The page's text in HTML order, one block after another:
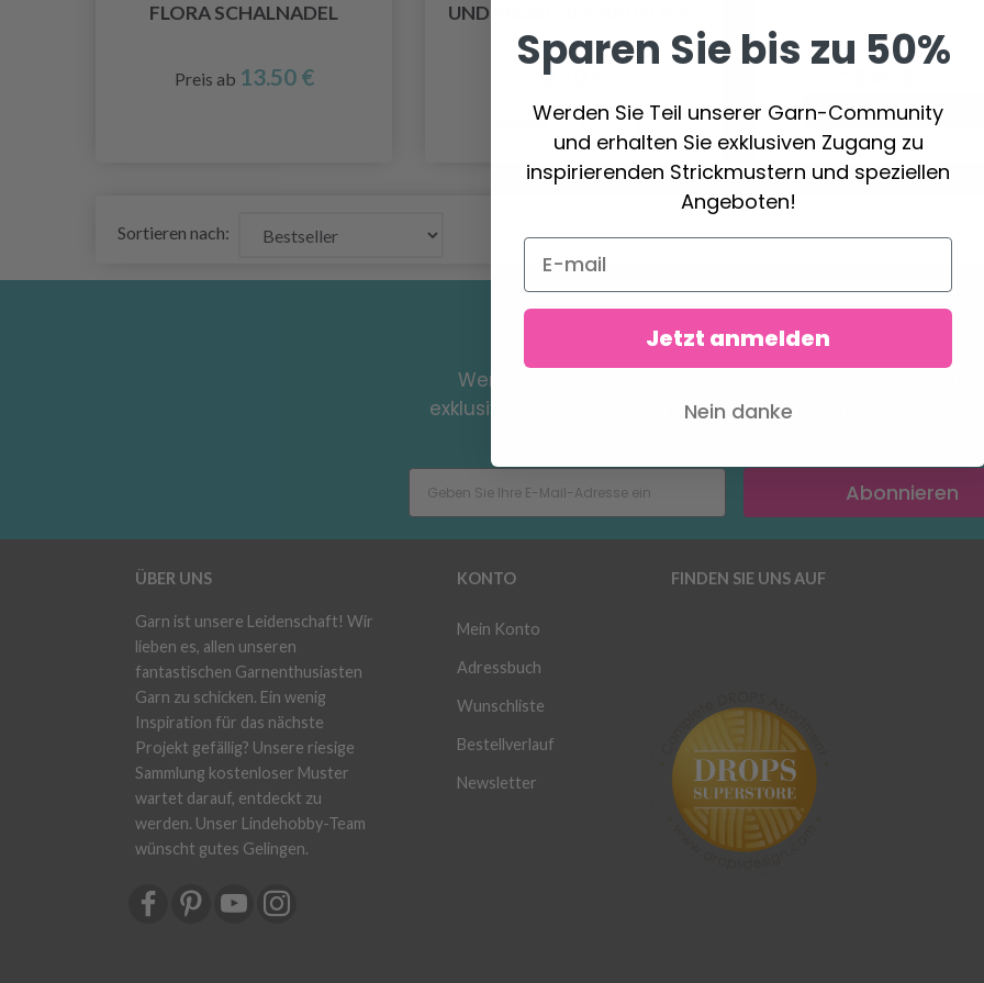
FLORA SCHALNADEL
Preis ab 13.50 €
UND BROSCHENNADELN 27
MM, 4 STÜCK
3.10 €
Anzahl
Angebot bis 31/08/
Sortieren nach:
Sparen Sie bis zu 50%
Werden Sie Teil unserer Garn-Community und
exklusiven Zugang zu inspirierenden Strickmustern und
Abonnieren
ÜBER UNS
Garn ist unsere Leidenschaft! Wir
lieben es, allen unseren
fantastischen Garnenthusiasten
Garn zu schicken. Ein wenig
Inspiration für das nächste
Projekt gefällig? Unsere riesige
Sammlung kostenloser Muster
wartet darauf, entdeckt zu
werden. Unser Lindehobby-Team
wünscht gutes Gelingen.
KONTO
Mein Konto
Adressbuch
Wunschliste
Bestellverlauf
Newsletter
FINDEN SIE UNS AUF
Sparen Sie bis zu 50%
Werden Sie Teil unserer Garn-Community
und erhalten Sie exklusiven Zugang zu
inspirierenden Strickmustern und speziellen
Angeboten!
Jetzt anmelden
Nein danke